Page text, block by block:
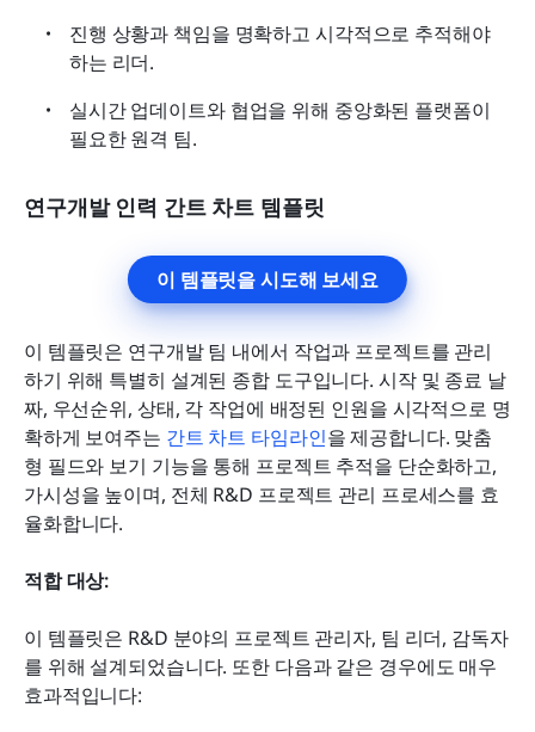
진행 상황과 책임을 명확하고 시각적으로 추적해야
하는 리더.
실시간 업데이트와 협업을 위해 중앙화된 플랫폼이
필요한 원격 팀.
연구개발 인력 간트 차트 템플릿
이 템플릿을 시도해 보세요
이 템플릿은 연구개발 팀 내에서 작업과 프로젝트를 관리
하기 위해 특별히 설계된 종합 도구입니다. 시작 및 종료 날
짜, 우선순위, 상태, 각 작업에 배정된 인원을 시각적으로 명
확하게 보여주는 간트 차트 타임라인을 제공합니다. 맞춤
형 필드와 보기 기능을 통해 프로젝트 추적을 단순화하고,
가시성을 높이며, 전체 R&D 프로젝트 관리 프로세스를 효
율화합니다.
적합 대상:
이 템플릿은 R&D 분야의 프로젝트 관리자, 팀 리더, 감독자
를 위해 설계되었습니다. 또한 다음과 같은 경우에도 매우
효과적입니다: